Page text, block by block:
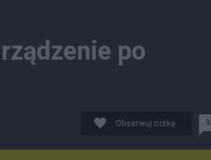
po
Obserwuj notkę